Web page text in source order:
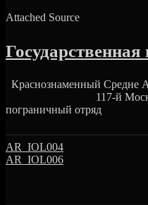
Attached Source
Государственная
Краснознаменный Средне
117-й Московский
AR_IOL004
AR_IOL006